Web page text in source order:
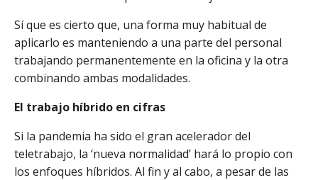
Sí que es cierto que, una forma muy habitual de
aplicarlo es manteniendo a una parte del personal
trabajando permanentemente en la oficina y la otra
combinando ambas modalidades.
El trabajo híbrido en cifras
Si la pandemia ha sido el gran acelerador del
teletrabajo, la ‘nueva normalidad’ hará lo propio con
los enfoques híbridos. Al fin y al cabo, a pesar de las